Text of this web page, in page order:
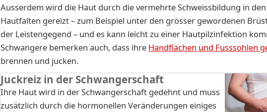
Ausserdem wird die Haut durch die vermehrte Schweissbildung in
Hautfalten gereizt – zum Beispiel unter den grösser gewordenen
der Leistengegend – und es kann leicht zu einer Hautpilzinfektion
Schwangere bemerken auch, dass ihre Handflächen und Fusssohlen
brennen und jucken.
Juckreiz in der Schwangerschaft
Ihre Haut wird in der Schwangerschaft gedehnt und muss
zusätzlich durch die hormonellen Veränderungen einiges